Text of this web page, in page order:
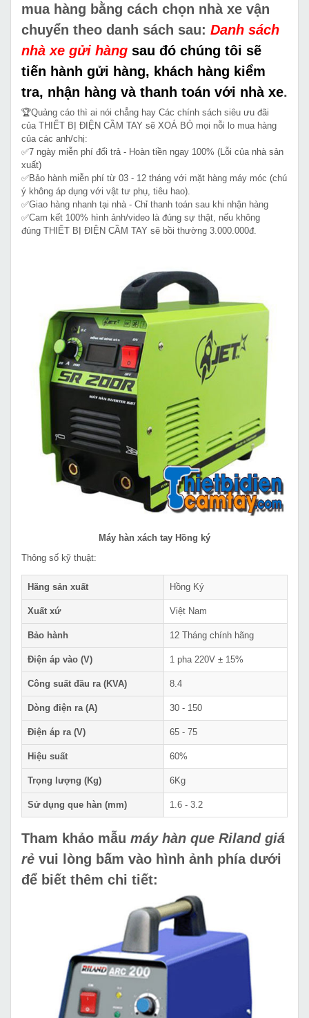
mua hàng bằng cách chọn nhà xe vận
chuyển theo danh sách sau: Danh sách
nhà xe gửi hàng sau đó chúng tôi sẽ
tiến hành gửi hàng, khách hàng kiểm
tra, nhận hàng và thanh toán với nhà xe.
🏆Quảng cáo thì ai nói chẳng hay Các chính sách siêu ưu đãi
của THIẾT BỊ ĐIỆN CẦM TAY sẽ XOÁ BỎ mọi nỗi lo mua hàng
của các anh/chị:
✅7 ngày miễn phí đổi trả - Hoàn tiền ngay 100% (Lỗi của nhà sản
xuất)
✅Bảo hành miễn phí từ 03 - 12 tháng với mặt hàng máy móc (chú
ý không áp dụng với vật tư phụ, tiêu hao).
✅Giao hàng nhanh tại nhà - Chỉ thanh toán sau khi nhận hàng
✅Cam kết 100% hình ảnh/video là đúng sự thật, nếu không
đúng THIẾT BỊ ĐIỆN CẦM TAY sẽ bồi thường 3.000.000đ.
Máy hàn xách tay Hồng ký
Thông số kỹ thuật:
Hãng sản xuất Hồng Ký
Xuất xứ Việt Nam
Bảo hành 12 Tháng chính hãng
Điện áp vào (V) 1 pha 220V ± 15%
Công suất đầu ra (KVA) 8.4
Dòng điện ra (A) 30 - 150
Điện áp ra (V) 65 - 75
Hiệu suất 60%
Trọng lượng (Kg) 6Kg
Sử dụng que hàn (mm) 1.6 - 3.2
Tham khảo mẫu máy hàn que Riland giá
rẻ vui lòng bấm vào hình ảnh phía dưới
để biết thêm chi tiết: